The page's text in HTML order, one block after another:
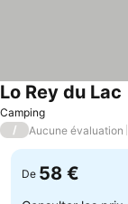
Camping
Lo Rey du Lac
/ Aucune évaluation
De 58 €